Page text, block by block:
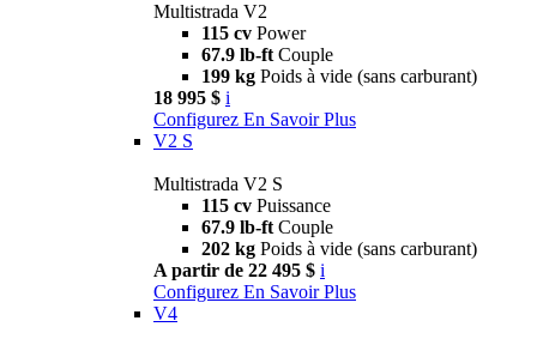
Multistrada V2
115 cv Power
67.9 lb-ft Couple
199 kg Poids à vide (sans carburant)
18 995 $ i
Configurez En Savoir Plus
V2 S
Multistrada V2 S
115 cv Puissance
67.9 lb-ft Couple
202 kg Poids à vide (sans carburant)
A partir de 22 495 $ i
Configurez En Savoir Plus
V4